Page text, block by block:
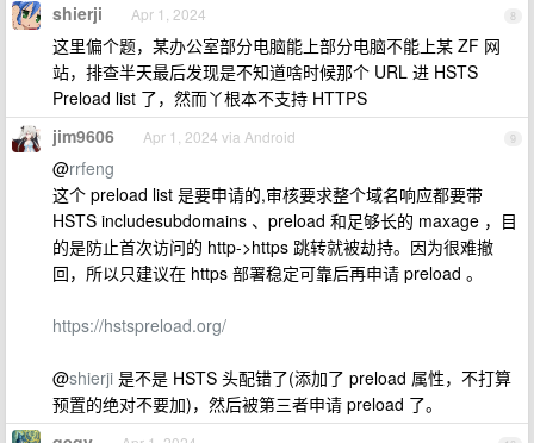
8
shierji Apr 1, 2024
这里偏个题，某办公室部分电脑能上部分电脑不能上某 ZF 网
站，排查半天最后发现是不知道啥时候那个 URL 进 HSTS
Preload list 了，然而丫根本不支持 HTTPS
9
jim9606 Apr 1, 2024 via Android
@rrfeng
这个 preload list 是要申请的,审核要求整个域名响应都要带
HSTS includesubdomains 、preload 和足够长的 maxage ，目
的是防止首次访问的 http->https 跳转就被劫持。因为很难撤
回，所以只建议在 https 部署稳定可靠后再申请 preload 。
https://hstspreload.org/
@shierji 是不是 HSTS 头配错了(添加了 preload 属性，不打算
预置的绝对不要加)，然后被第三者申请 preload 了。